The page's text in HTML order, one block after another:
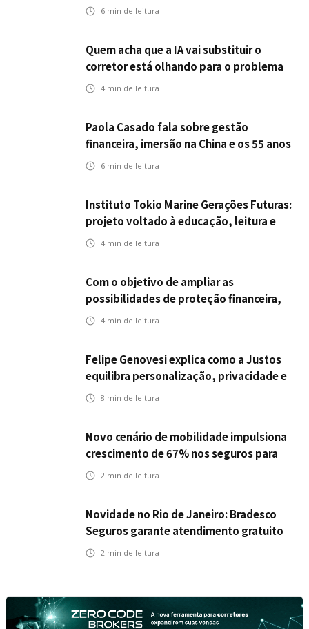
seguros ampliar cobertura e prevenção
6 min de leitura
Quem acha que a IA vai substituir o
corretor está olhando para o problema
errado
4 min de leitura
Paola Casado fala sobre gestão
financeira, imersão na China e os 55 anos
da ENS
6 min de leitura
Instituto Tokio Marine Gerações Futuras:
projeto voltado à educação, leitura e
empregabilidade
4 min de leitura
Com o objetivo de ampliar as
possibilidades de proteção financeira,
Icatu Seguros eleva capital segurado
4 min de leitura
Felipe Genovesi explica como a Justos
equilibra personalização, privacidade e
tecnologia
8 min de leitura
Novo cenário de mobilidade impulsiona
crescimento de 67% nos seguros para
veículos elétricos da Bradesco Seguros
2 min de leitura
Novidade no Rio de Janeiro: Bradesco
Seguros garante atendimento gratuito
na Ponte Rio-Niterói
2 min de leitura